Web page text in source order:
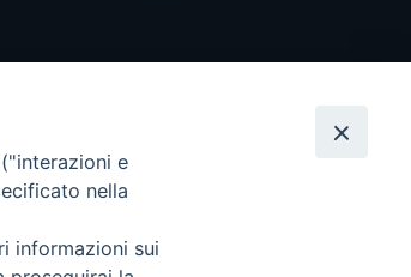
e
nella
informazioni sui